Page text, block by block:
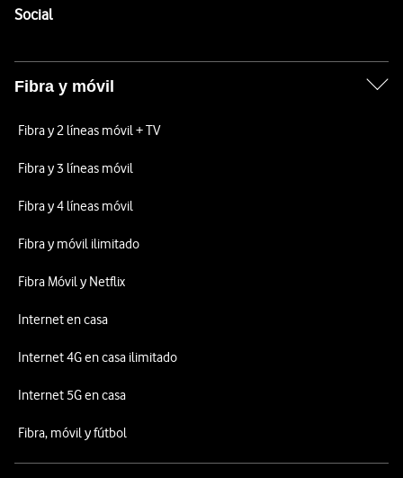
SocialEnlaces a las redes sociales de Vodafone
Fibra y móvil
Fibra y 2 líneas móvil + TV
Fibra y 3 líneas móvil
Fibra y 4 líneas móvil
Fibra y móvil ilimitado
Fibra Móvil y Netflix
Internet en casa
Internet 4G en casa ilimitado
Internet 5G en casa
Fibra, móvil y fútbol